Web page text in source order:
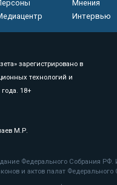
Мнения
Интервью
зарегистрировано в
технологий и
18+
М.Р.
Федерального Собрания
и актов палат